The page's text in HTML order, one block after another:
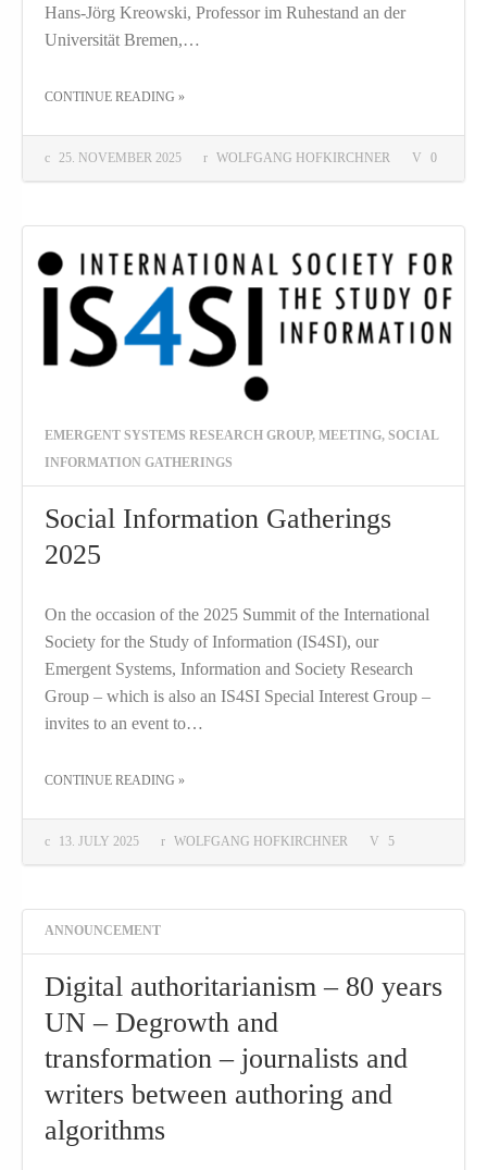
25. NOVEMBER 2025 WOLFGANG HOFKIRCHNER 0
Hans-Jörg Kreowski, Professor im Ruhestand an der
Universität Bremen,…
CONTINUE READING »
EMERGENT SYSTEMS RESEARCH GROUP, MEETING, SOCIAL
INFORMATION GATHERINGS
Social Information Gatherings
2025
13. JULY 2025 WOLFGANG HOFKIRCHNER 5
On the occasion of the 2025 Summit of the International
Society for the Study of Information (IS4SI), our
Emergent Systems, Information and Society Research
Group – which is also an IS4SI Special Interest Group –
invites to an event to…
CONTINUE READING »
ANNOUNCEMENT
Digital authoritarianism – 80 years
UN – Degrowth and
transformation – journalists and
writers between authoring and
algorithms